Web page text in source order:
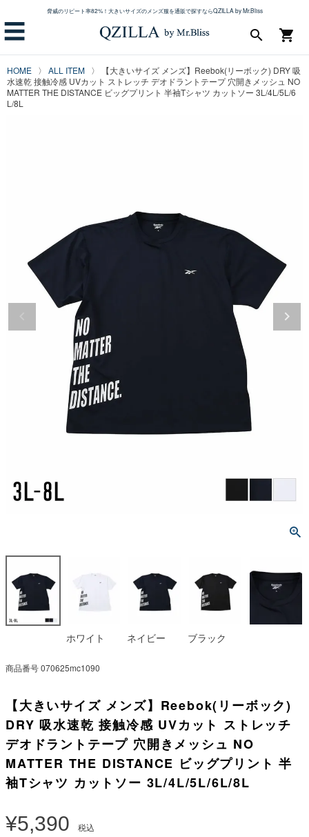
脅威のリピート率82%！大きいサイズのメンズ服を通販で探すならQZILLA by Mr.Bliss
☰ shopping_cart
search
HOME ALL ITEM
【大きいサイズ メンズ】Reebok(リーボック) DRY 吸
水速乾 接触冷感 UVカット ストレッチ デオドラントテープ 穴開きメッシュ NO
MATTER THE DISTANCE ビッグプリント 半袖Tシャツ カットソー 3L/4L/5L/6
L/8L
ホワイト ネイビー ブラック
商品番号070625mc1090
【大きいサイズ メンズ】Reebok(リーボック)
DRY 吸水速乾 接触冷感 UVカット ストレッチ
デオドラントテープ 穴開きメッシュ NO
MATTER THE DISTANCE ビッグプリント 半
袖Tシャツ カットソー 3L/4L/5L/6L/8L
¥5,390 税込